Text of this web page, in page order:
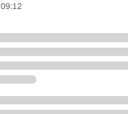
09:12